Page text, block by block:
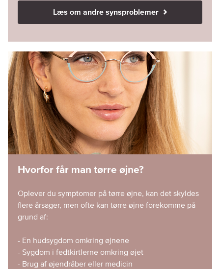
Læs om andre synsproblemer
Hvorfor får man tørre øjne?
Oplever du symptomer på tørre øjne, kan det skyldes
flere årsager, men ofte kan tørre øjne forekomme på
grund af:
- En hudsygdom omkring øjnene
- Sygdom i fedtkirtlerne omkring øjet
- Brug af øjendråber eller medicin